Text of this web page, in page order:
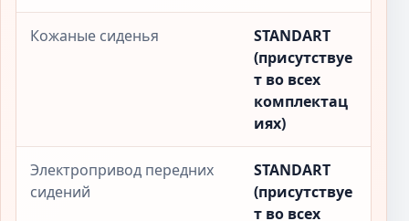
Кожаные сиденья
STANDART
(присутствуе
т во всех
комплектац
иях)
Электропривод передних
сидений
STANDART
(присутствуе
т во всех